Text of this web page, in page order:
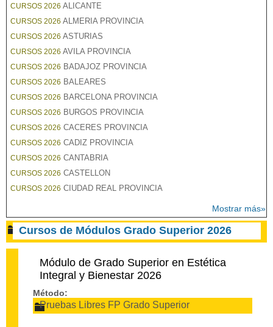
CURSOS 2026 ALICANTE
CURSOS 2026 ALMERIA PROVINCIA
CURSOS 2026 ASTURIAS
CURSOS 2026 AVILA PROVINCIA
CURSOS 2026 BADAJOZ PROVINCIA
CURSOS 2026 BALEARES
CURSOS 2026 BARCELONA PROVINCIA
CURSOS 2026 BURGOS PROVINCIA
CURSOS 2026 CACERES PROVINCIA
CURSOS 2026 CADIZ PROVINCIA
CURSOS 2026 CANTABRIA
CURSOS 2026 CASTELLON
CURSOS 2026 CIUDAD REAL PROVINCIA
Mostrar más»
Cursos de Módulos Grado Superior 2026
Módulo de Grado Superior en Estética
Integral y Bienestar 2026
Método:
Pruebas Libres FP Grado Superior